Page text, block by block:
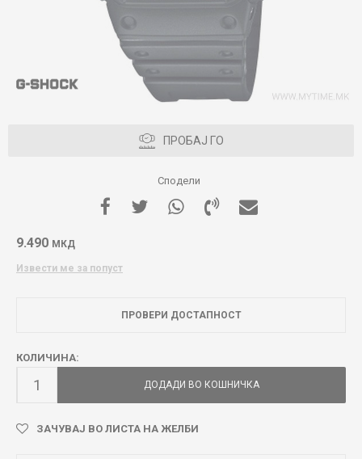
ПРОБАЈ ГО
Сподели
9.490 МКД
Извести ме за попуст
ПРОВЕРИ ДОСТАПНОСТ
КОЛИЧИНА:
ДОДАДИ ВО КОШНИЧКА
ЗАЧУВАЈ ВО ЛИСТА НА ЖЕЛБИ